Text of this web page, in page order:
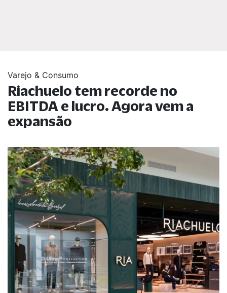
Varejo & Consumo
Riachuelo tem recorde no
EBITDA e lucro. Agora vem a
expansão